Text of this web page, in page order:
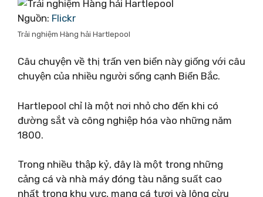
Nguồn: Flickr
Trải nghiệm Hàng hải Hartlepool
Câu chuyện về thị trấn ven biển này giống với câu
chuyện của nhiều người sống cạnh Biển Bắc.
Hartlepool chỉ là một nơi nhỏ cho đến khi có
đường sắt và công nghiệp hóa vào những năm
1800.
Trong nhiều thập kỷ, đây là một trong những
cảng cá và nhà máy đóng tàu năng suất cao
nhất trong khu vực, mang cá tươi và lông cừu